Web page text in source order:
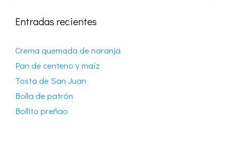
Entradas recientes
Crema quemada de naranja
Pan de centeno y maíz
Tosta de San Juan
Bolla de patrón
Bollito preñao